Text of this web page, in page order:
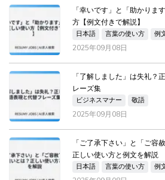
「幸いです」と「助かりま
方【例文付きで解説】
日本語 言葉の使い方 例
2025年09月08日
「了解しました」は失礼？
レーズ集
ビジネスマナー 敬語
2025年09月08日
「ご了承下さい」と「ご容
正しい使い方と例文を解説
日本語 言葉の使い方 例